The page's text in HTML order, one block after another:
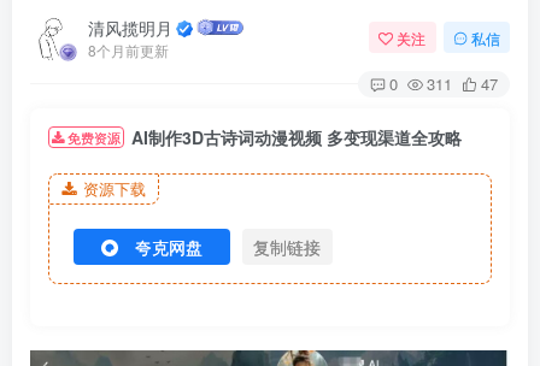
清风揽明月
8个月前更新
关注 私信
0 311 47
免费资源 AI制作3D古诗词动漫视频 多变现渠道全攻略
资源下载
夸克网盘 复制链接